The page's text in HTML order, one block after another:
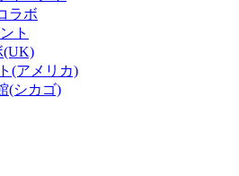
ラボ
ト
(UK)
(アメリカ)
(シカゴ)